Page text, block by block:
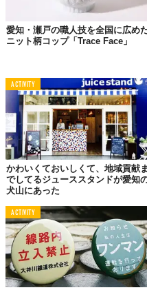
「愛知県陶磁美術館」は、3点
レクションを所有している陶
展や特別展などのやきものの
と絵付けなどの陶芸体験を楽
愛知・瀬戸の職人技を全国に広め
ニット柄コップ「Trace Face」
ACTIVITY
かわいくておいしくて、地域貢献ま
でしてるジューススタンドが愛知
犬山にあった
ACTIVITY